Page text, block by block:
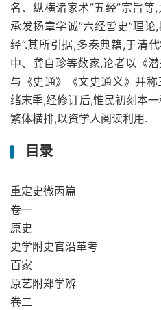
名、纵横诸家术”五经”宗旨
承发扬章学诚”六经皆史”理论
经”.其所引据,多奏典籍,于清
中、龚自珍等数家,论者以《
与《史通》《文史通义》并
绪末季,经修订后,惟民初刻本
繁体横排,以资学人阅读利用.
目录
重定史微丙篇
卷一
原史
史学附史官沿革考
百家
原艺附郑学辨
卷二